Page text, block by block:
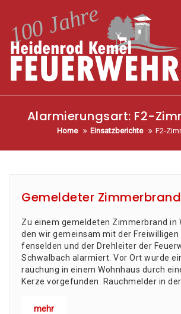
Alarmierungsart: F2-
Home Einsatzberichte F2-
Gemeldeter Zimmerbrand
Zu einem gemel­de­ten Zim­mer­brand
den wir gemein­sam mit der
fen­sel­den und der Dreh­lei­ter der
Schwal­bach alarmiert. Vor Ort wur­de
rau­chung in einem Wohn­haus durch
Ker­ze vor­ge­fun­den. Rauch­mel­der in der
mehr